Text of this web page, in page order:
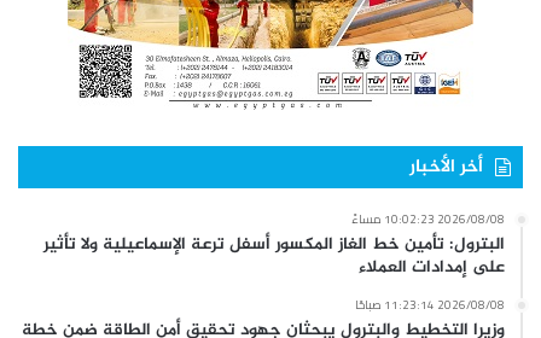
أخر الأخبار
2026/08/08 10:02:23 مساءً
البترول: تأمين خط الغاز المكسور أسفل ترعة الإسماعيلية ولا تأثير
على إمدادات العملاء
2026/08/08 11:23:14 صباحًا
وزيرا التخطيط والبترول يبحثان جهود تحقيق أمن الطاقة ضمن خطة